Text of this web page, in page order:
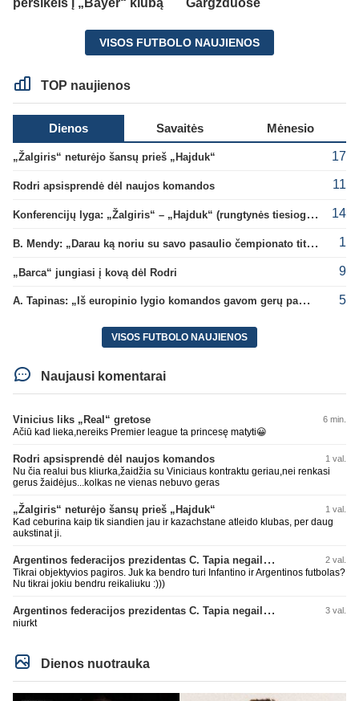
VISOS FUTBOLO NAUJIENOS
TOP naujienos
Dienos Savaitės Mėnesio
„Žalgiris“ neturėjo šansų prieš „Hajduk“ 17
Rodri apsisprendė dėl naujos komandos 11
Konferencijų lyga: „Žalgiris“ – „Hajduk“ (rungtynės tiesiogiai) 14
B. Mendy: „Darau ką noriu su savo pasaulio čempionato titulu“ 1
„Barca“ jungiasi į kovą dėl Rodri 9
A. Tapinas: „Iš europinio lygio komandos gavom gerų pamokų“ 5
VISOS FUTBOLO NAUJIENOS
Naujausi komentarai
Vinicius liks „Real“ gretose 6 min.
Ačiū kad lieka,nereiks Premier league ta princesę matyti😀
Rodri apsisprendė dėl naujos komandos 1 val.
Nu čia realui bus kliurka,žaidžia su Viniciaus kontraktu geriau,nei renkasi
gerus žaidėjus...kolkas ne vienas nebuvo geras
„Žalgiris“ neturėjo šansų prieš „Hajduk“ 1 val.
Kad ceburina kaip tik siandien jau ir kazachstane atleido klubas, per daug
aukstinat ji.
Argentinos federacijos prezidentas C. Tapia negailėjo pagyrų G. Infantino 2 val.
Tikrai objektyvios pagiros. Juk ka bendro turi Infantino ir Argentinos futbolas?
Nu tikrai jokiu bendru reikaliuku :)))
Argentinos federacijos prezidentas C. Tapia negailėjo pagyrų G. Infantino 3 val.
niurkt
Dienos nuotrauka